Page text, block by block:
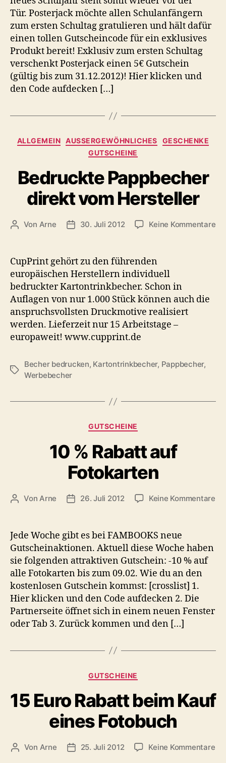
Tür. Posterjack möchte allen Schulanfängern
zum ersten Schultag gratulieren und hält dafür
einen tollen Gutscheincode für ein exklusives
Produkt bereit! Exklusiv zum ersten Schultag
verschenkt Posterjack einen 5€ Gutschein
(gültig bis zum 31.12.2012)! Hier klicken und
den Code aufdecken […]
Kategorien
ALLGEMEIN AUSSERGEWÖHNLICHES
GESCHENKE
GUTSCHEINE
Bedruckte Pappbecher
direkt vom Hersteller
Beitragsautor
Von Arne Veröffentlichungsdatum
30. Juli 2012 Keine Kommentarezu
CupPrint gehört zu den führenden
europäischen Herstellern individuell
bedruckter Kartontrinkbecher. Schon in
Auflagen von nur 1.000 Stück können auch die
anspruchsvollsten Druckmotive realisiert
werden. Lieferzeit nur 15 Arbeitstage –
europaweit! www.cupprint.de
Schlagwörter
Becher bedrucken, Kartontrinkbecher, Pappbecher,
Werbebecher
Kategorien
GUTSCHEINE
10 % Rabatt auf
Fotokarten
Beitragsautor
Von Arne Veröffentlichungsdatum
26. Juli 2012 Keine Kommentarezu
Jede Woche gibt es bei FAMBOOKS neue
Gutscheinaktionen. Aktuell diese Woche haben
sie folgenden attraktiven Gutschein: -10 % auf
alle Fotokarten bis zum 09.02. Wie du an den
kostenlosen Gutschein kommst: [crosslist] 1.
Hier klicken und den Code aufdecken 2. Die
Partnerseite öffnet sich in einem neuen Fenster
oder Tab 3. Zurück kommen und den […]
Kategorien
GUTSCHEINE
15 Euro Rabatt beim Kauf
eines Fotobuch
Beitragsautor
Von Arne Veröffentlichungsdatum
25. Juli 2012 Keine Kommentarezu